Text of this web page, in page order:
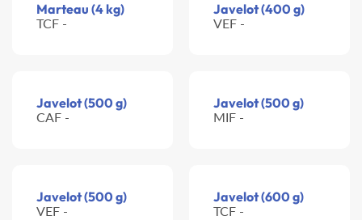
Marteau (4 kg)
TCF -
Javelot (400 g)
VEF -
Javelot (500 g)
CAF -
Javelot (500 g)
MIF -
Javelot (500 g)
VEF -
Javelot (600 g)
TCF -